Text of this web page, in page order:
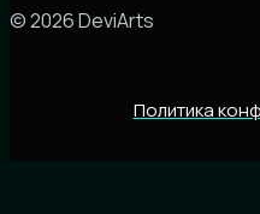
© 2026 DeviArts
Политика